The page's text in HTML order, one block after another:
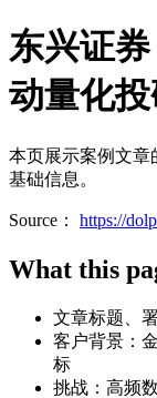
东兴证
动量化
本页展示案例文章
基础信息。
Source： https://
What this
文章标题、
客户背景：
标
挑战：高频